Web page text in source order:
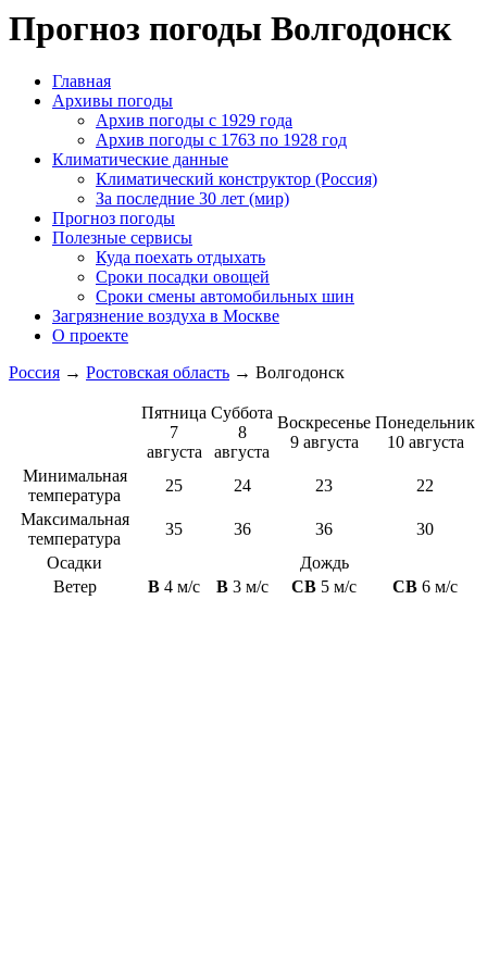
Прогноз погоды Волгодонск
Главная
Архивы погоды
Архив погоды c 1929 года
Архив погоды c 1763 по 1928 год
Климатические данные
Климатический конструктор (Россия)
За последние 30 лет (мир)
Прогноз погоды
Полезные сервисы
Куда поехать отдыхать
Сроки посадки овощей
Сроки смены автомобильных шин
Загрязнение воздуха в Москве
О проекте
Россия → Ростовская область → Волгодонск
Пятница
7
августа
Суббота
8
августа
Воскресенье
9 августа
Понедельник
10 августа
Минимальная
температура
25 24 23
22
Максимальная
температура
35 36 36
30
Осадки
Дождь
Ветер
В 4 м/с В3 м/с СВ 5 м/с СВ 6 м/с